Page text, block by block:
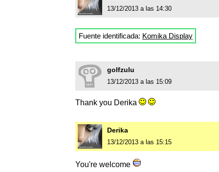
13/12/2013 a las 14:30
Fuente identificada: Komika Display
golfzulu
13/12/2013 a las 15:09
Thank you Derika
Derika
13/12/2013 a las 15:15
You're welcome